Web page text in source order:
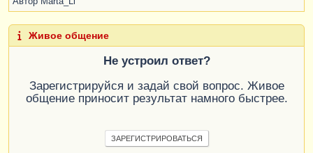
Живое общение
Не устроил ответ?
Зарегистрируйся и задай свой вопрос. Живое
общение приносит результат намного быстрее.
ЗАРЕГИСТРИРОВАТЬСЯ